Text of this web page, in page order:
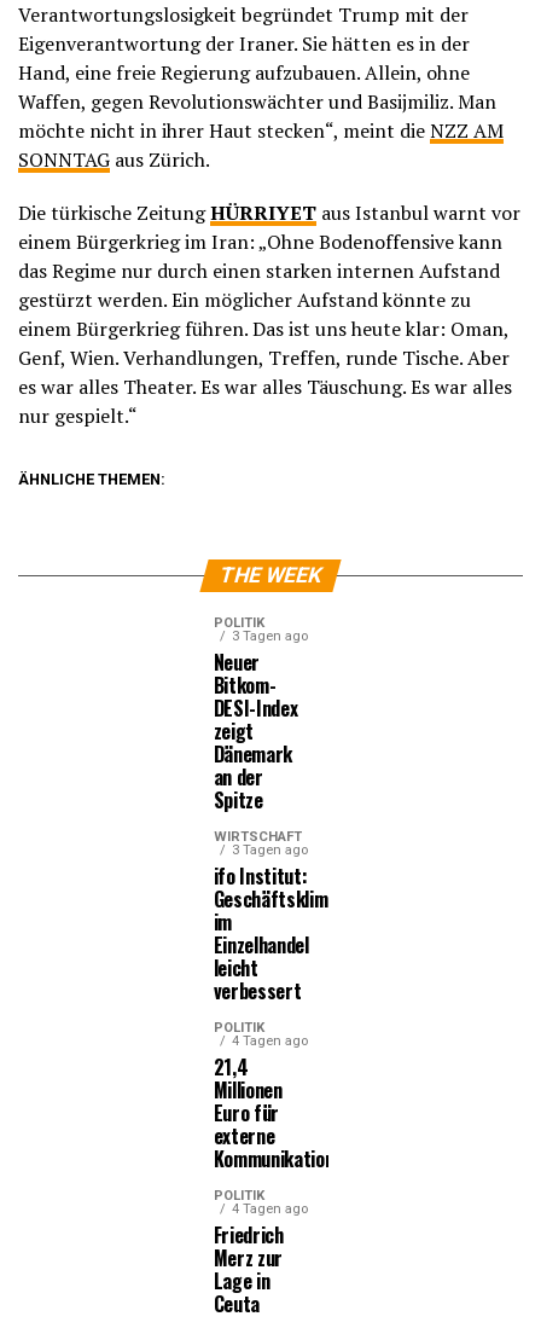
Verantwortungslosigkeit begründet Trump mit der
Eigenverantwortung der Iraner. Sie hätten es in der
Hand, eine freie Regierung aufzubauen. Allein, ohne
Waffen, gegen Revolutionswächter und Basijmiliz. Man
möchte nicht in ihrer Haut stecken“, meint dieNZZ AM
SONNTAG aus Zürich.
Die türkische ZeitungHÜRRIYET aus Istanbul warnt vor
einem Bürgerkrieg im Iran: „Ohne Bodenoffensive kann
das Regime nur durch einen starken internen Aufstand
gestürzt werden. Ein möglicher Aufstand könnte zu
einem Bürgerkrieg führen. Das ist uns heute klar: Oman,
Genf, Wien. Verhandlungen, Treffen, runde Tische. Aber
es war alles Theater. Es war alles Täuschung. Es war alles
nur gespielt.“
ÄHNLICHE THEMEN:
THE WEEK
POLITIK
3 Tagen ago
Neuer
Bitkom-
DESI-Index
zeigt
Dänemark
an der
Spitze
WIRTSCHAFT
3 Tagen ago
ifo Institut:
Geschäftsklima
im
Einzelhandel
leicht
verbessert
POLITIK
4 Tagen ago
21,4
Millionen
Euro für
externe
Kommunikationsleistungen
POLITIK
4 Tagen ago
Friedrich
Merz zur
Lage in
Ceuta